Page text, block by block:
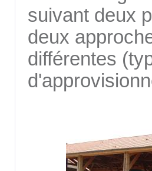
suivant deux
deux
différentes